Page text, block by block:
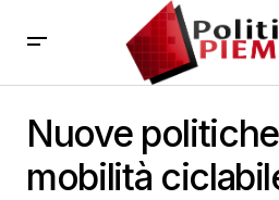
Nuove
mobilità